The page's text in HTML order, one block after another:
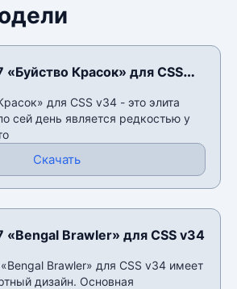
Красок» для CSS
для CSS v34 - это элита
сей день является редкостью у
Скачать
Brawler» для CSS v34
Brawler» для CSS v34 имеет
дизайн. Основная